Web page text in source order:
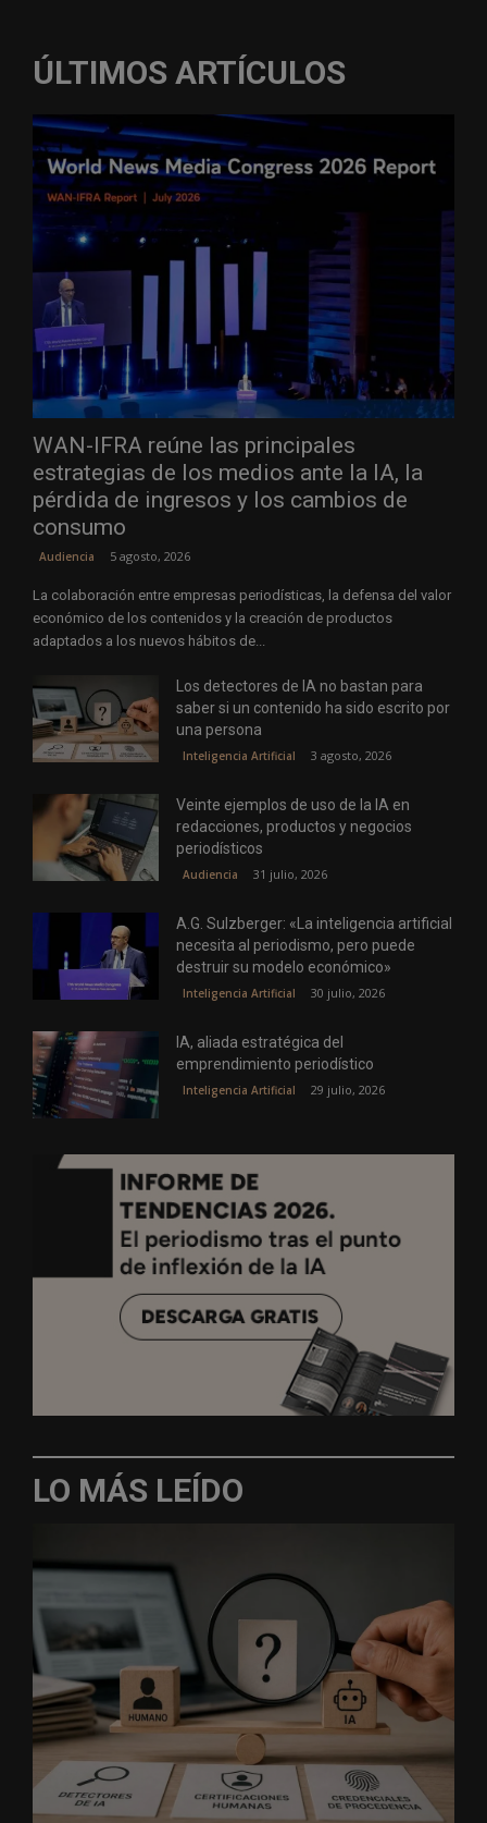
ÚLTIMOS ARTÍCULOS
WAN-IFRA reúne las principales
estrategias de los medios ante la IA, la
pérdida de ingresos y los cambios de
consumo
Audiencia 5 agosto, 2026
La colaboración entre empresas periodísticas, la defensa del valor
económico de los contenidos y la creación de productos
adaptados a los nuevos hábitos de...
Los detectores de IA no bastan para
saber si un contenido ha sido escrito por
una persona
Inteligencia Artificial 3 agosto, 2026
Veinte ejemplos de uso de la IA en
redacciones, productos y negocios
periodísticos
Audiencia 31 julio, 2026
A.G. Sulzberger: «La inteligencia artificial
necesita al periodismo, pero puede
destruir su modelo económico»
Inteligencia Artificial 30 julio, 2026
IA, aliada estratégica del
emprendimiento periodístico
Inteligencia Artificial 29 julio, 2026
LO MÁS LEÍDO